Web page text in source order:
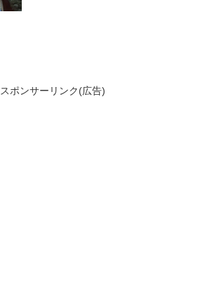
スポンサーリンク(広告)